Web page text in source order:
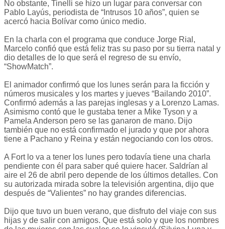
No obstante, Tinelli se hizo un lugar para conversar con
Pablo Layús, periodista de “Intrusos 10 años”, quien se
acercó hacia Bolívar como único medio.
En la charla con el programa que conduce Jorge Rial,
Marcelo confió que está feliz tras su paso por su tierra natal y
dio detalles de lo que será el regreso de su envío,
“ShowMatch”.
El animador confirmó que los lunes serán para la ficción y
números musicales y los martes y jueves “Bailando 2010”.
Confirmó además a las parejas inglesas y a Lorenzo Lamas.
Asimismo contó que le gustaba tener a Mike Tyson y a
Pamela Anderson pero se las ganaron de mano. Dijo
también que no está confirmado el jurado y que por ahora
tiene a Pachano y Reina y están negociando con los otros.
A Fort lo va a tener los lunes pero todavía tiene una charla
pendiente con él para saber qué quiere hacer. Saldrían al
aire el 26 de abril pero depende de los últimos detalles. Con
su autorizada mirada sobre la televisión argentina, dijo que
después de “Valientes” no hay grandes diferencias.
Dijo que tuvo un buen verano, que disfruto del viaje con sus
hijas y de salir con amigos. Que está solo y que los nombres